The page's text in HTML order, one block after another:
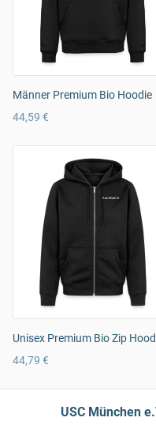
Männer Premium Bio Hoodie
44,59 €
Unisex Premium Bio Zip
44,79 €
USC München